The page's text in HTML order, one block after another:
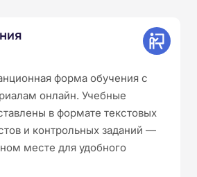
форма обучения с
онлайн. Учебные
в формате текстовых
и контрольных заданий —
месте для удобного